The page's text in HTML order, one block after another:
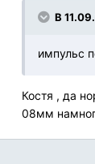
В
импульс
Костя , да
08мм